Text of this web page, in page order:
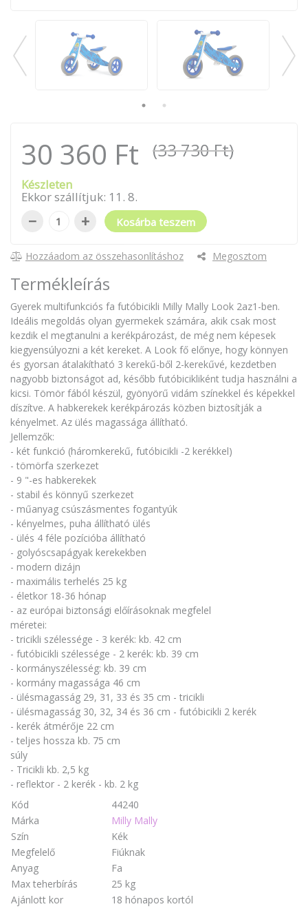
30 360 Ft (33 730 Ft)
Készleten
Ekkor szállítjuk: 11 . 8.
− + Kosárba teszem
Hozzáadom az összehasonlításhoz Megosztom
Termékleírás
Gyerek multifunkciós fa futóbicikli Milly Mally Look 2az1-ben.
Ideális megoldás olyan gyermekek számára, akik csak most
kezdik el megtanulni a kerékpározást, de még nem képesek
kiegyensúlyozni a két kereket. A Look fő előnye, hogy könnyen
és gyorsan átalakítható 3 kerekű-ből 2-kerekűvé, kezdetben
nagyobb biztonságot ad, később futóbicikliként tudja használni a
kicsi. Tömör fából készül, gyönyörű vidám színekkel és képekkel
díszítve. A habkerekek kerékpározás közben biztosítják a
kényelmet. Az ülés magassága állítható.
Jellemzők:
- két funkció (háromkerekű, futóbicikli -2 kerékkel)
- tömörfa szerkezet
- 9 "-es habkerekek
- stabil és könnyű szerkezet
- műanyag csúszásmentes fogantyúk
- kényelmes, puha állítható ülés
- ülés 4 féle pozícióba állítható
- golyóscsapágyak kerekekben
- modern dizájn
- maximális terhelés 25 kg
- életkor 18-36 hónap
- az európai biztonsági előírásoknak megfelel
méretei:
- tricikli szélessége - 3 kerék: kb. 42 cm
- futóbicikli szélessége - 2 kerék: kb. 39 cm
- kormányszélesség: kb. 39 cm
- kormány magassága 46 cm
- ülésmagasság 29, 31, 33 és 35 cm - tricikli
- ülésmagasság 30, 32, 34 és 36 cm - futóbicikli 2 kerék
- kerék átmérője 22 cm
- teljes hossza kb. 75 cm
súly
- Tricikli kb. 2,5 kg
- reflektor - 2 kerék - kb. 2 kg
Kód
44240
Márka
Milly Mally
Szín
Kék
Megfelelő
Fiúknak
Anyag
Fa
Max teherbírás
25 kg
Ajánlott kor
18 hónapos kortól